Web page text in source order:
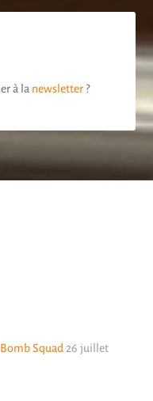
à la newsletter ?
Squad 26 juillet